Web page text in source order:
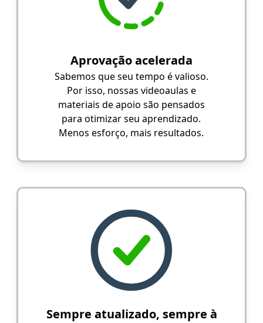
Aprovação acelerada
Sabemos que seu tempo é valioso.
Por isso, nossas videoaulas e
materiais de apoio são pensados
para otimizar seu aprendizado.
Menos esforço, mais resultados.
Sempre atualizado, sempre à